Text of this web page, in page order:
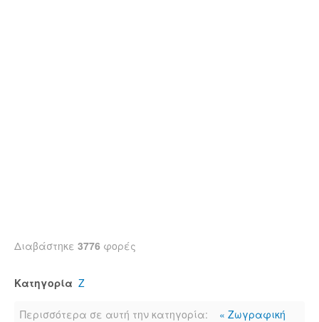
Διαβάστηκε 3776 φορές
Κατηγορία Ζ
Περισσότερα σε αυτή την κατηγορία:
« Ζωγραφική